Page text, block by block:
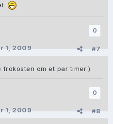
0
#7
1, 2009
om et par timer:).
0
#8
1, 2009